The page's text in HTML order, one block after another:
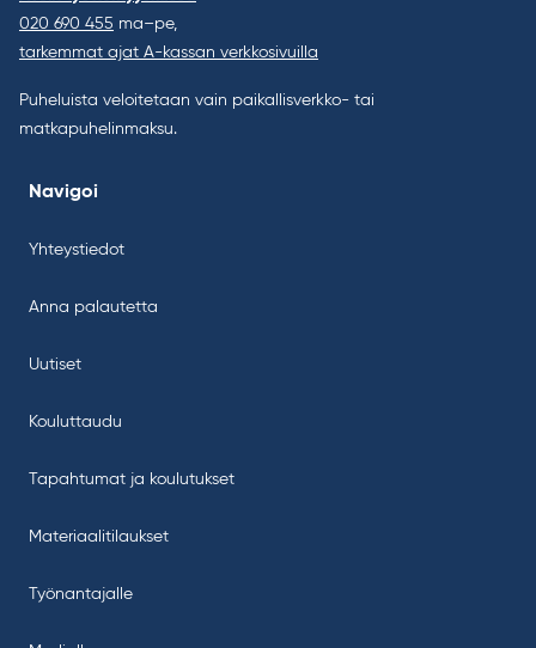
020 690 455 ma–pe,
tarkemmat ajat A-kassan verkkosivuilla
Puheluista veloitetaan vain paikallisverkko- tai
matkapuhelinmaksu.
Navigoi
Yhteystiedot
Anna palautetta
Uutiset
Kouluttaudu
Tapahtumat ja koulutukset
Materiaalitilaukset
Työnantajalle